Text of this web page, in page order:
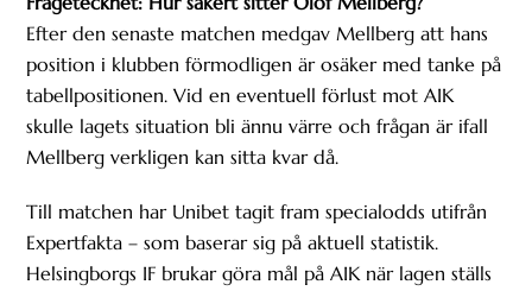
Efter den senaste matchen medgav Mellberg att hans
position i klubben förmodligen är osäker med tanke på
tabellpositionen. Vid en eventuell förlust mot AIK
skulle lagets situation bli ännu värre och frågan är ifall
Mellberg verkligen kan sitta kvar då.
Till matchen har Unibet tagit fram specialodds utifrån
Expertfakta – som baserar sig på aktuell statistik.
Helsingborgs IF brukar göra mål på AIK när lagen ställs